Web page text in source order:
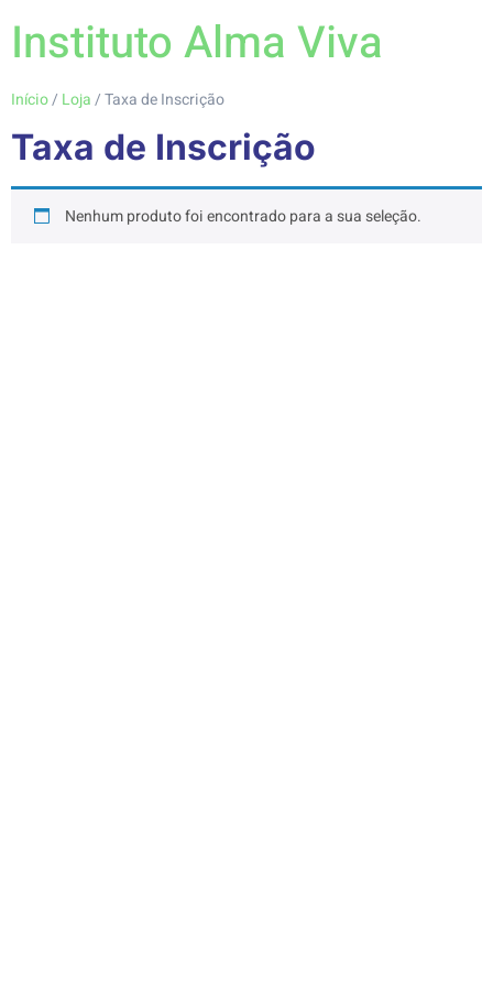
Instituto Alma Viva
Início/ Loja/ Taxa de Inscrição
Taxa de Inscrição
Nenhum produto foi encontrado para a sua seleção.